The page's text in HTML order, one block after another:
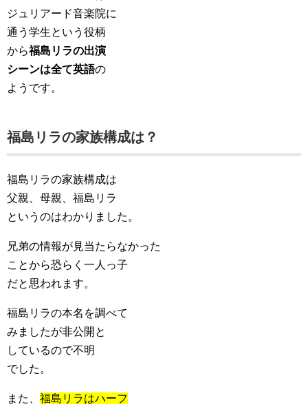
ジュリアード音楽院に
通う学生という役柄
から福島リラの出演
シーンは全て英語の
ようです。
福島リラの家族構成は？
福島リラの家族構成は
父親、母親、福島リラ
というのはわかりました。
兄弟の情報が見当たらなかった
ことから恐らく一人っ子
だと思われます。
福島リラの本名を調べて
みましたが非公開と
しているので不明
でした。
また、 福島リラはハーフ